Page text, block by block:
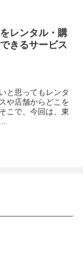
レンタル・購
きるサービス
と思ってもレンタ
や店舗からどこを
こで、今回は、東